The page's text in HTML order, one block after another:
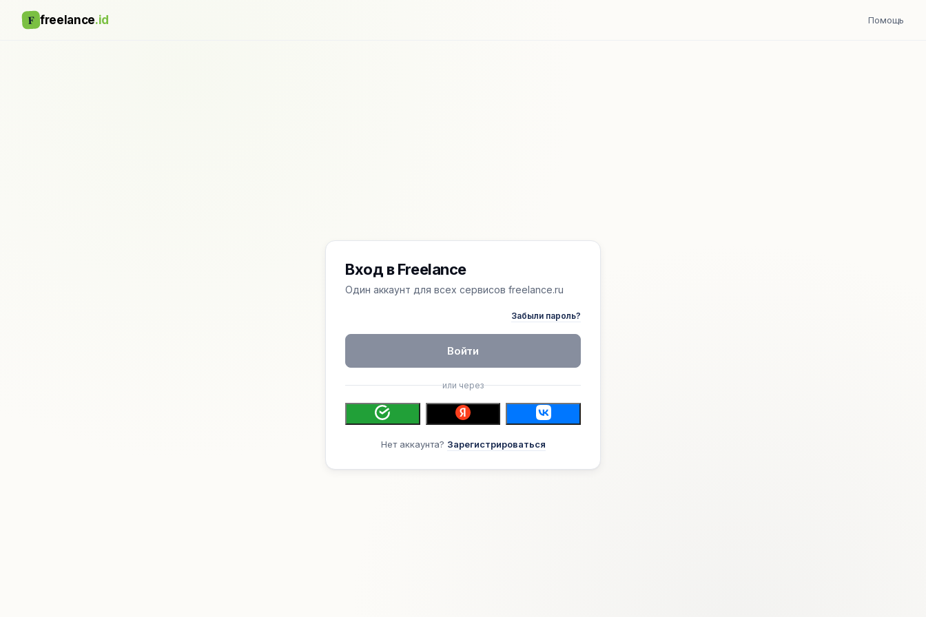
F freelance.id Помощь
Вход в Freelance
Один аккаунт для всех сервисов freelance.ru
Забыли пароль?
Войти
или через
Нет аккаунта? Зарегистрироваться